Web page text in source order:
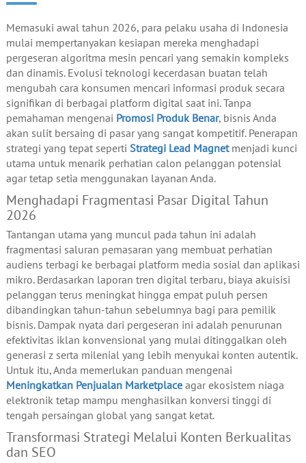
Memasuki awal tahun 2026, para pelaku usaha di Indonesia
mulai mempertanyakan kesiapan mereka menghadapi
pergeseran algoritma mesin pencari yang semakin kompleks
dan dinamis. Evolusi teknologi kecerdasan buatan telah
mengubah cara konsumen mencari informasi produk secara
signifikan di berbagai platform digital saat ini. Tanpa
pemahaman mengenai Promosi Produk Benar, bisnis Anda
akan sulit bersaing di pasar yang sangat kompetitif. Penerapan
strategi yang tepat seperti Strategi Lead Magnetmenjadi kunci
utama untuk menarik perhatian calon pelanggan potensial
agar tetap setia menggunakan layanan Anda.
Menghadapi Fragmentasi Pasar Digital Tahun
2026
Tantangan utama yang muncul pada tahun ini adalah
fragmentasi saluran pemasaran yang membuat perhatian
audiens terbagi ke berbagai platform media sosial dan aplikasi
mikro. Berdasarkan laporan tren digital terbaru, biaya akuisisi
pelanggan terus meningkat hingga empat puluh persen
dibandingkan tahun-tahun sebelumnya bagi para pemilik
bisnis. Dampak nyata dari pergeseran ini adalah penurunan
efektivitas iklan konvensional yang mulai ditinggalkan oleh
generasi z serta milenial yang lebih menyukai konten autentik.
Untuk itu, Anda memerlukan panduan mengenai
Meningkatkan Penjualan Marketplaceagar ekosistem niaga
elektronik tetap mampu menghasilkan konversi tinggi di
tengah persaingan global yang sangat ketat.
Transformasi Strategi Melalui Konten Berkualitas
dan SEO